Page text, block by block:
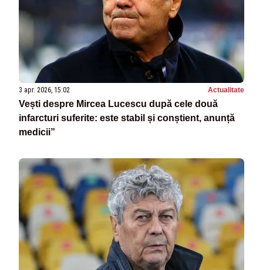
3 apr. 2026, 15:02 Actualitate
Vești despre Mircea Lucescu după cele două
infarcturi suferite: este stabil și conștient, anunță
medicii”